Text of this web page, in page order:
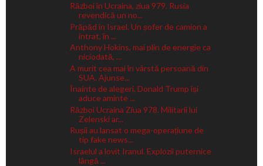
Război în Ucraina, ziua 979. Rusia
revendică un no...
Prăpăd în Israel. Un șofer de camion a
intrat, în ...
Anthony Hokins, mai plin de energie ca
niciodată, ...
A murit cea mai în vârstă persoană din
SUA. Ajunse...
Înainte de alegeri, Donald Trump își
aduce aminte ...
Război Ucraina Ziua 978. Militarii lui
Zelenski ar...
Rușii au lansat o mega-operațiune de
tip fake news...
Israelul a lovit Iranul. Explozii puternice
lângă ...